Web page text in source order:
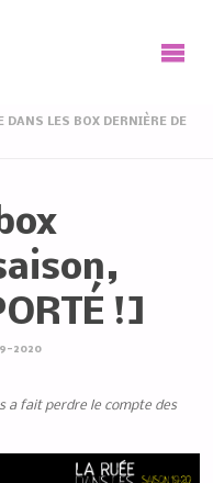
DANS LES BOX DERNIÈRE DE
!]
2020
a fait perdre le compte des